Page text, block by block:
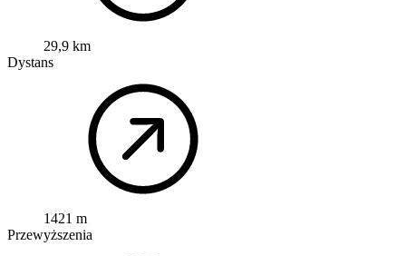
29,9 km
Dystans
1421 m
Przewyższenia